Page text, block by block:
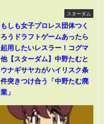
スターダム
もしも女子プロレス団体つく
ろうドラフトゲームあったら
起用したいレスラー！コグマ
他【スターダム】中野たむと
ウナギサヤカがハイリスク条
件突きつけ合う「中野たむ廃
業」